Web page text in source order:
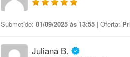
Submetido: 01/09/2025 às 13:55 | Oferta:
Juliana B.